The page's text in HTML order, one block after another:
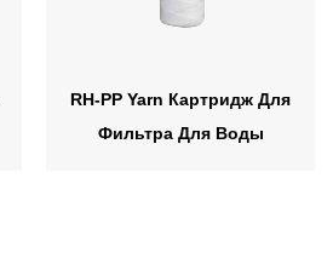
RH-PP Yarn Картридж Для
Фильтра Для Воды